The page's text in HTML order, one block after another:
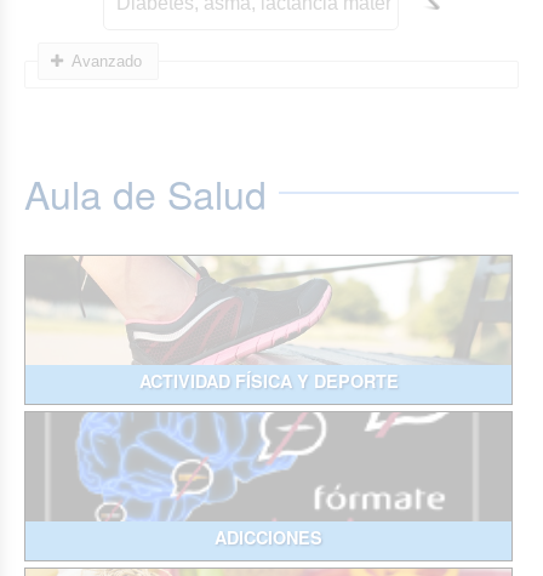
Avanzado
Aula de Salud
ACTIVIDAD FÍSICA Y DEPORTE
ADICCIONES